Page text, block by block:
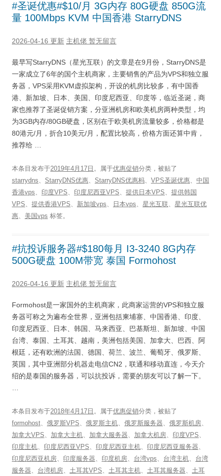
#圣诞优惠#$10/月 3G内存 80G硬盘 850G流
量 100Mbps KVM 中国香港 StarryDNS
2026-04-16 更新 主机佬 暂无留言
最早写StarryDNS（星光互联）的文章是在9月份，StarryDNS是
一家成立了6年的国个主机商家，主要销售的产品为VPS和独立服
务器，VPS采用KVM虚拟架构，开设的机房比较多，有中国香
港、新加坡、日本、美国、印度尼西亚、印度等，临近圣诞，商
家也推荐了圣诞促销方案，分亚洲机房和欧美机房两种类型，均
为3GB内存/80GB硬盘，区别在于欧美机房流量较多，价格都是
80港元/月，折合10美元/月，配置比较高，价格方面还算中肯，
推荐给 …
本条目发布于2019年4月17日 。属于优惠促销分类，被贴了
starrydns、 StarryDNS优惠、 StarryDNS优惠杩、 VPS圣诞优惠、 中国
香港vps、 印度VPS、 印度尼西亚VPS、 提供日本VPS、 提供韩国
VPS、 提供香港VPS、 新加坡vps、 日本vps、 星光互联、 星光互联优
惠、 美国vps 标签。
#抗投诉服务器#$180每月 I3-3240 8G内存
500G硬盘 100M带宽 泰国 Formohost
2026-04-16 更新 主机佬 暂无留言
Formohost是一家国外的主机商家，此商家运营的VPS和独立服
务器可称之为遍布全世界，亚洲包括柬埔寨、中国香港、印度、
印度尼西亚、日本、韩国、马来西亚、巴基斯坦、新加坡、中国
台湾、泰国、土耳其、越南，美洲包括美国、加拿大、巴西、阿
根廷，还有欧洲的法国、德国、荷兰、波兰、葡萄牙、俄罗斯、
英国，其中亚洲部分机器走电信CN2，联通和移动直连，今天介
绍的是泰国的服务器，可以抗投诉，需要的朋友可以了解一下。
本条目发布于2018年4月17日 。属于优惠促销分类，被贴了
formohost、 俄罗斯VPS、 俄罗斯主机、 俄罗斯服务器、 俄罗斯机房、
加拿大VPS、 加拿大主机、 加拿大服务器、 加拿大机房、 印度VPS、
印度主机、 印度尼西亚VPS、 印度尼西亚主机、 印度尼西亚服务器、
印度尼西亚机房、 印度服务器、 印度机房、 台湾vps、 台湾主机、 台湾
服务器、 台湾机房、 土耳其VPS、 土耳其主机、 土耳其服务器、 土耳